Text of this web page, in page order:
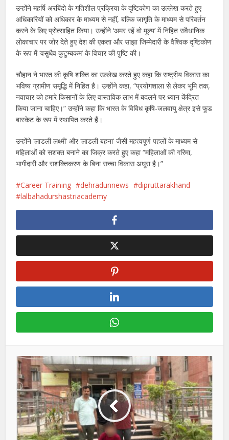
उन्होंने महर्षि अरबिंदो के गतिशील प्रक्रिया के दृष्टिकोण का उल्लेख करते हुए
अधिकारियों को अधिकार के माध्यम से नहीं, बल्कि जागृति के माध्यम से परिवर्तन
करने के लिए प्रोत्साहित किया। उन्होंने ‘अमर रहें वो मूल्य’ में निहित संवैधानिक
लोकाचार पर जोर देते हुए देश की एकता और साझा जिम्मेदारी के वैश्विक दृष्टिकोण
के रूप में ‘वसुधैव कुटुम्बकम’ के विचार की पुष्टि की।
चौहान ने भारत की कृषि शक्ति का उल्लेख करते हुए कहा कि राष्ट्रीय विकास का
भविष्य ग्रामीण समृद्धि में निहित है। उन्होंने कहा, “प्रयोगशाला से लेकर भूमि तक,
नवाचार को हमारे किसानों के लिए वास्तविक लाभ में बदलने पर ध्यान केंद्रित
किया जाना चाहिए।” उन्होंने कहा कि भारत के विविध कृषि-जलवायु क्षेत्र इसे फूड
बास्केट के रूप में स्थापित करते हैं।
उन्होंने ‘लाडली लक्ष्मी’ और ‘लाडली बहना’ जैसी महत्वपूर्ण पहलों के माध्यम से
महिलाओं को सशक्त बनाने का जिक्र करते हुए कहा “महिलाओं की गरिमा,
भागीदारी और सशक्तिकरण के बिना सच्चा विकास अधूरा है।”
Career Training dehradunnews
dipruttarakhand
lalbahadurshastriacademy